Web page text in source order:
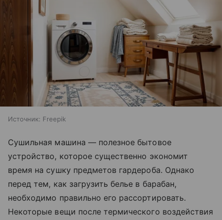
Источник: Freepik
Сушильная машина — полезное бытовое
устройство, которое существенно экономит
время на сушку предметов гардероба. Однако
перед тем, как загрузить белье в барабан,
необходимо правильно его рассортировать.
Некоторые вещи после термического воздействия